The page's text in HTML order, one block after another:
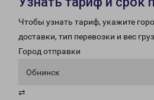
Чтобы узнать тариф, укажите
доставки, тип перевозки и вес
Город отправки
Обнинск
⇄